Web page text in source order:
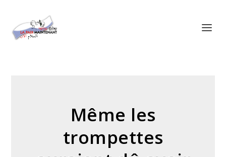
Même les
trompettes